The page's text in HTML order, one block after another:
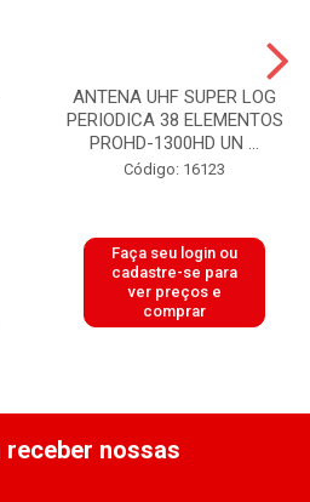
ANTENA UHF SUPER LOG
PERIODICA 38 ELEMENTOS
PROHD-1300HD UN ...
Código: 16123
Faça seu login ou
cadastre-se para
ver preços e
comprar
nossas